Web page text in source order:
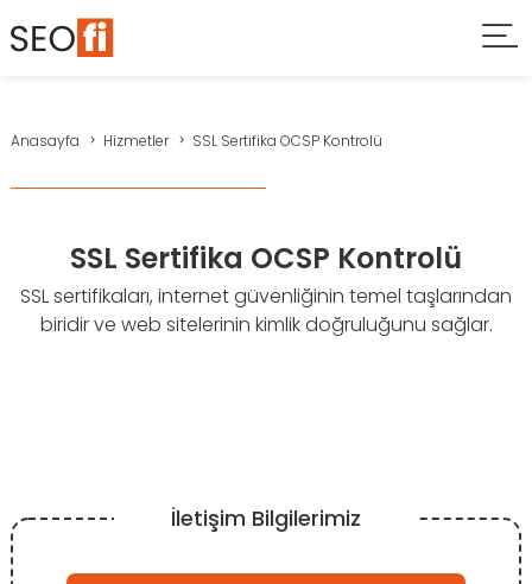
Anasayfa Hizmetler SSL Sertifika OCSP Kontrolü
SSL Sertifika OCSP Kontrolü
SSL sertifikaları, internet güvenliğinin temel taşlarından
biridir ve web sitelerinin kimlik doğruluğunu sağlar.
İletişim Bilgilerimiz